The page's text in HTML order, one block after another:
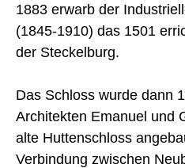
1883 erwarb der
(1845-1910) das 1501
der Steckelburg.
Das Schloss wurde dann
Architekten Emanuel und
alte Huttenschloss
Verbindung zwischen